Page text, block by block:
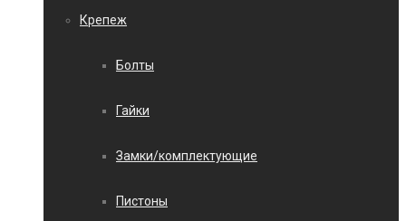
Крепеж
Болты
Гайки
Замки/комплектующие
Пистоны